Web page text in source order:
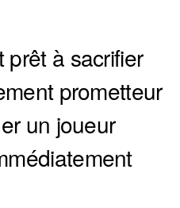
prêt à sacrifier
prometteur
un joueur